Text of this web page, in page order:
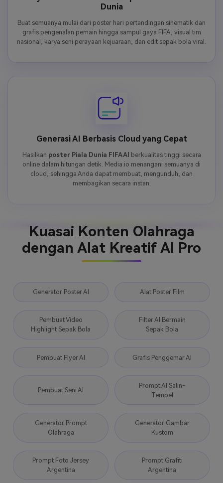
Dunia
Buat semuanya mulai dari poster hari pertandingan sinematik dan
grafis pengenalan pemain hingga sampul gaya FIFA, visual tim
nasional, karya seni perayaan kejuaraan, dan edit sepak bola viral.
Generasi AI Berbasis Cloud yang Cepat
Hasilkan poster Piala Dunia FIFA AI berkualitas tinggi secara
online dalam hitungan detik. Media.io menangani semuanya di
cloud, sehingga Anda dapat membuat, mengunduh, dan
membagikan secara instan.
Kuasai Konten Olahraga
dengan Alat Kreatif AI Pro
Generator Poster AI Alat Poster Film
Pembuat Video
Highlight Sepak Bola
Filter AI Bermain
Sepak Bola
Pembuat Flyer AI Grafis Penggemar AI
Pembuat Seni AI
Prompt AI Salin-
Tempel
Generator Prompt
Olahraga
Generator Gambar
Kustom
Prompt Foto Jersey
Argentina
Prompt Grafiti
Argentina